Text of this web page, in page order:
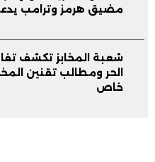
مضيق هرمز وترامب
شعبة المخابز تكشف
الحر ومطالب تقنين
خاص